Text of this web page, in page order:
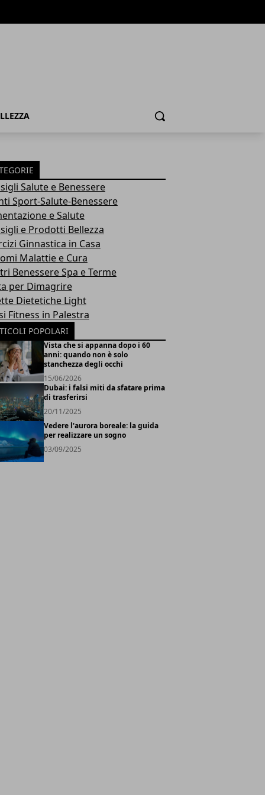
Cerca
Salute e Benessere
Sport-Salute-Benessere
e Salute
e Prodotti Bellezza
Ginnastica in Casa
Malattie e Cura
Benessere Spa e Terme
per Dimagrire
Dietetiche Light
Fitness in Palestra
POPOLARI
Vista che si appanna dopo i 60
anni: quando non è solo
stanchezza degli occhi
15/06/2026
Dubai: i falsi miti da sfatare prima
di trasferirsi
20/11/2025
Vedere l'aurora boreale: la guida
per realizzare un sogno
03/09/2025